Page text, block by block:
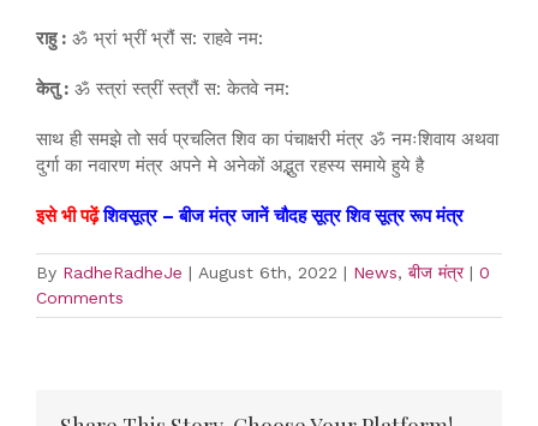
राहु : ॐ भ्रां भ्रीं भ्रौं स: राहवे नम:
केतु : ॐ स्त्रां स्त्रीं स्त्रौं स: केतवे नम:
साथ ही समझे तो सर्व प्रचलित शिव का पंचाक्षरी मंत्र ॐ नमःशिवाय अथवा
दुर्गा का नवारण मंत्र अपने मे अनेकों अद्भुत रहस्य समाये हुये है
इसे भी पढ़ेंशिवसूत्र – बीज मंत्र जानें चौदह सूत्र शिव सूत्र रूप मंत्र
By RadheRadheJe | August 6th, 2022 | News, बीज मंत्र | 0
Comments